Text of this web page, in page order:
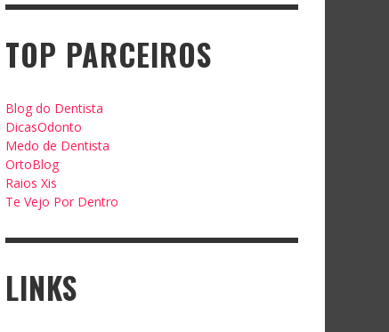
TOP PARCEIROS
Blog do Dentista
DicasOdonto
Medo de Dentista
OrtoBlog
Raios Xis
Te Vejo Por Dentro
LINKS